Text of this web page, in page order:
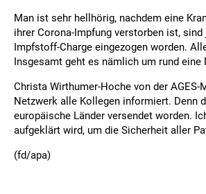
Man ist sehr hellhörig, nachdem eine
ihrer Corona-Impfung verstorben ist,
Impfstoff-Charge eingezogen worden.
Insgesamt geht es nämlich um rund
Christa Wirthumer-Hoche von der
Netzwerk alle Kollegen informiert. Denn
europäische Länder versendet worden.
aufgeklärt wird, um die Sicherheit aller
(fd/apa)